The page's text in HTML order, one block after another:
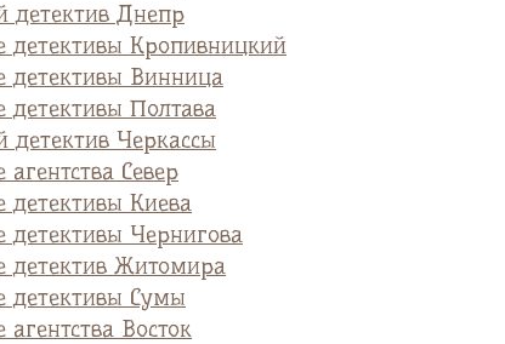
детектив Днепр
детективы Кропивницкий
детективы Винница
детективы Полтава
детектив Черкассы
Север
детективы Киева
детективы Чернигова
детектив Житомира
детективы Сумы
Восток